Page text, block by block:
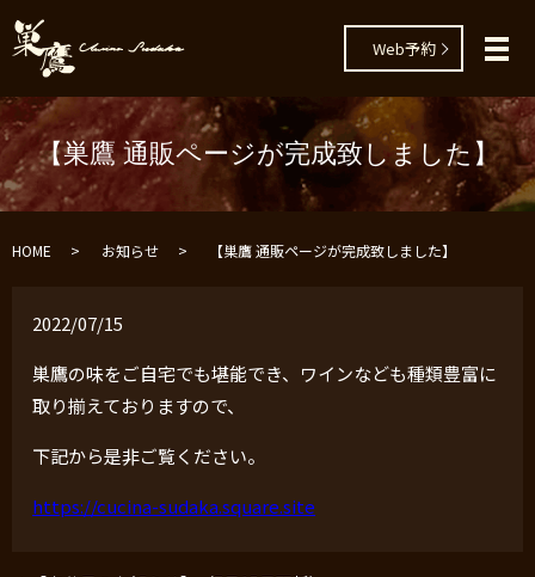
Web予約 メ
【巣鷹 通販ページが完成致しました】
HOME お知らせ 【巣鷹 通販ページが完成致しました】
2022/07/15
巣鷹の味をご自宅でも堪能でき、ワインなども種類豊富に
取り揃えておりますので、
下記から是非ご覧ください。
https://cucina-sudaka.square.site